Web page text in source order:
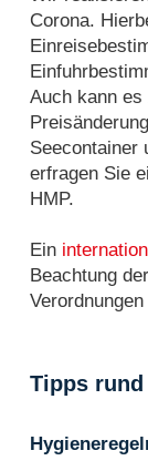
Corona.
Auch kann es
Seecontainer
erfragen Sie
HMP.
Ein
Beachtung
Tipps